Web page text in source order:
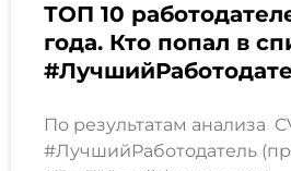
ТОП 10
года. Кто попал в
По результатам анализа
#ЛучшийРаботодатель